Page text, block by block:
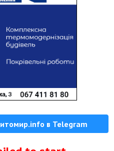
в Telegram